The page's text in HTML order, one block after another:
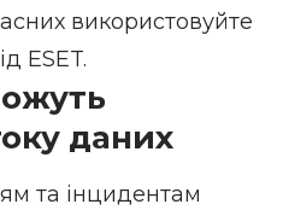
використовуйте
ESET.
даних
та інцидентам